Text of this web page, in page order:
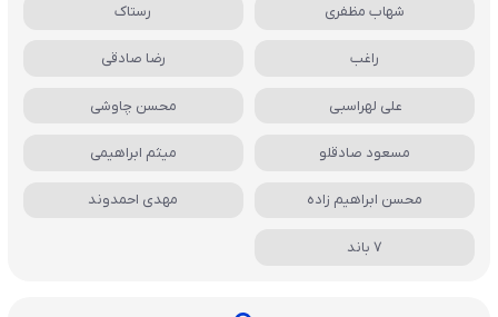
شهاب مظفری رستاک
راغب رضا صادقی
علی لهراسبی محسن چاوشی
مسعود صادقلو میثم ابراهیمی
محسن ابراهیم زاده مهدی احمدوند
7 باند